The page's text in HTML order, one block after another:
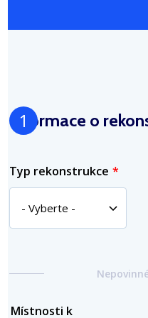
Informace o
Grid
Typ rekonstrukce
Místnosti k